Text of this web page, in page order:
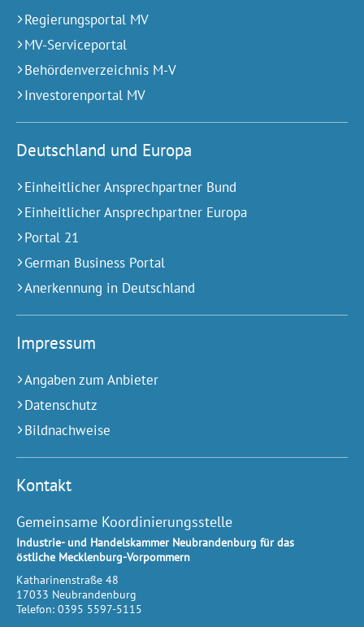
Regierungsportal MV
MV-Serviceportal
Behördenverzeichnis M-V
Investorenportal MV
Deutschland und Europa
Einheitlicher Ansprechpartner Bund
Einheitlicher Ansprechpartner Europa
Portal 21
German Business Portal
Anerkennung in Deutschland
Impressum
Angaben zum Anbieter
Datenschutz
Bildnachweise
Kontakt
Gemeinsame Koordinierungsstelle
Industrie- und Handelskammer Neubrandenburg für das
östliche Mecklenburg-Vorpommern
Katharinenstraße 48
17033 Neubrandenburg
Telefon: 0395 5597-5115